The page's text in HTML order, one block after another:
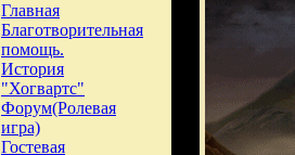
Главная
Благотворительная
помощь.
История
"Хогвартс"
Форум(Ролевая
игра)
Гостевая